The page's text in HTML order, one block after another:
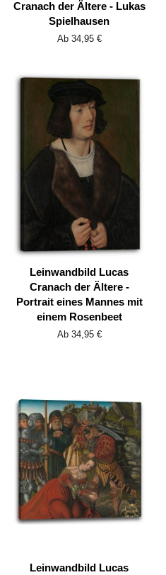
Cranach der Ältere - Lukas
Spielhausen
Ab 34,95 €
Leinwandbild Lucas
Cranach der Ältere -
Portrait eines Mannes mit
einem Rosenbeet
Ab 34,95 €
Leinwandbild Lucas